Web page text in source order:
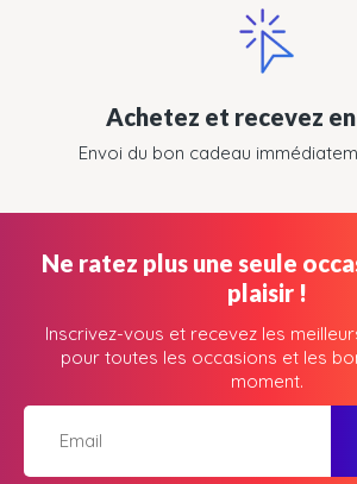
Achetez et recevez
Envoi du bon cadeau
Ne ratez plus une seule
plaisir !
Inscrivez-vous et recevez les
pour toutes les occasions et les
moment.